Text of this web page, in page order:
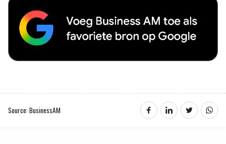
Source: BusinessAM